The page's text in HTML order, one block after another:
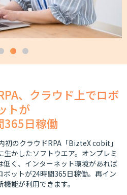
、クラウド上でロボ
トが
365日稼働
のクラウドRPA「BizteX cobit」
かしたソフトウエア。オンプレミ
低く、インターネット環境があれば
ットが24時間365日稼働。再イン
能が利用できます。